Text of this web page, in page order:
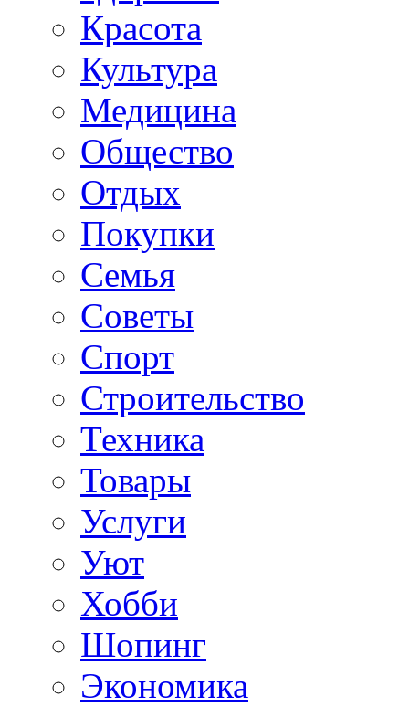
Красота
Культура
Медицина
Общество
Отдых
Покупки
Семья
Советы
Спорт
Строительство
Техника
Товары
Услуги
Уют
Хобби
Шопинг
Экономика